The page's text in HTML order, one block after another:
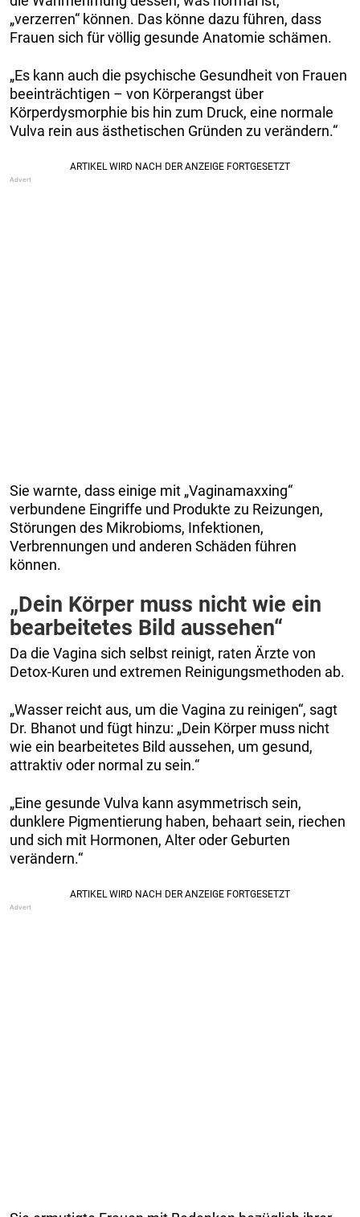
„verzerren“ können. Das könne dazu führen, dass
Frauen sich für völlig gesunde Anatomie schämen.
„Es kann auch die psychische Gesundheit von Frauen
beeinträchtigen – von Körperangst über
Körperdysmorphie bis hin zum Druck, eine normale
Vulva rein aus ästhetischen Gründen zu verändern.“
Sie warnte, dass einige mit „Vaginamaxxing“
verbundene Eingriffe und Produkte zu Reizungen,
Störungen des Mikrobioms, Infektionen,
Verbrennungen und anderen Schäden führen
können.
„Dein Körper muss nicht wie ein
bearbeitetes Bild aussehen“
Da die Vagina sich selbst reinigt, raten Ärzte von
Detox-Kuren und extremen Reinigungsmethoden ab.
„Wasser reicht aus, um die Vagina zu reinigen“, sagt
Dr. Bhanot und fügt hinzu: „Dein Körper muss nicht
wie ein bearbeitetes Bild aussehen, um gesund,
attraktiv oder normal zu sein.“
„Eine gesunde Vulva kann asymmetrisch sein,
dunklere Pigmentierung haben, behaart sein, riechen
und sich mit Hormonen, Alter oder Geburten
verändern.“